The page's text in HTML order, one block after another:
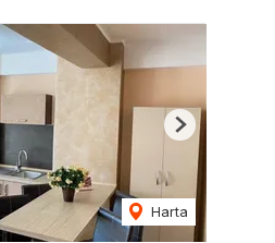
Harta
Next